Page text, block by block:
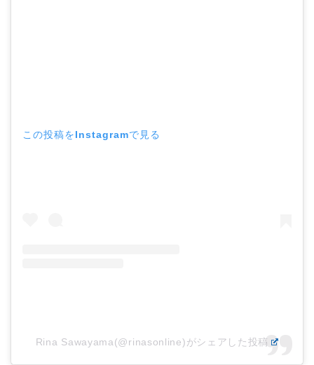
この投稿をInstagramで見る
Rina Sawayama(@rinasonline)がシェアした投稿